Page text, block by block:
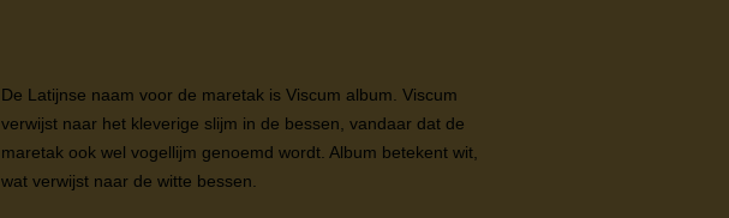
De Latijnse naam voor de maretak is Viscum album. Viscum
verwijst naar het kleverige slijm in de bessen, vandaar dat de
maretak ook wel vogellijm genoemd wordt. Album betekent wit,
wat verwijst naar de witte bessen.